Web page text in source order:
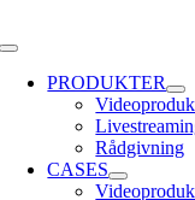
to
Toggle
NavigationPRODUKTER
Rådgivning
CASES